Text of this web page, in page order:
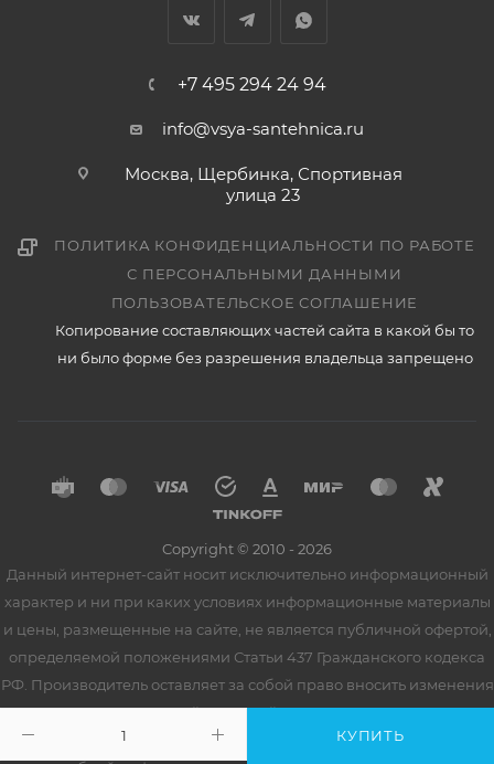
КУПИТЬ
+7 495 294 24 94
info@vsya-santehnica.ru
Москва, Щербинка, Спортивная
улица 23
ПОЛИТИКА КОНФИДЕНЦИАЛЬНОСТИ ПО РАБОТЕ
С ПЕРСОНАЛЬНЫМИ ДАННЫМИ
ПОЛЬЗОВАТЕЛЬСКОЕ СОГЛАШЕНИЕ
Копирование составляющих частей сайта в какой бы то
ни было форме без разрешения владельца запрещено
Copyright © 2010 - 2026
Данный интернет-сайт носит исключительно информационный
характер и ни при каких условиях информационные материалы
и цены, размещенные на сайте, не является публичной офертой,
определяемой положениями Статьи 437 Гражданского кодекса
РФ. Производитель оставляет за собой право вносить изменения
в конструкцию изделий и деталей, не ухудшающих качество
товара, без предварительного уведомления. Для получения